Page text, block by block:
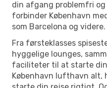
din afgang problemfri
forbinder København
som Barcelona og videre.
Fra førsteklasses
hyggelige lounges,
faciliteter til at starte
København lufthavn alt,